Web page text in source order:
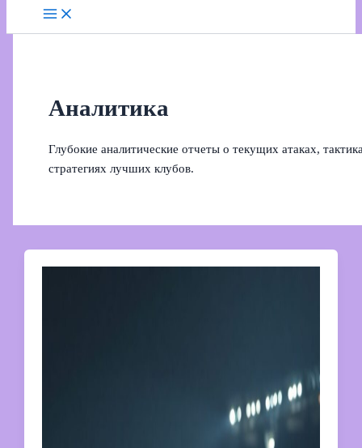
Аналитика
Глубокие аналитические отчеты о текущих атаках,
стратегиях лучших клубов.